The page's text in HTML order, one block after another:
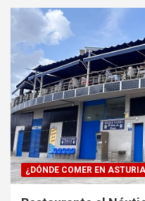
¿DÓNDE COMER EN